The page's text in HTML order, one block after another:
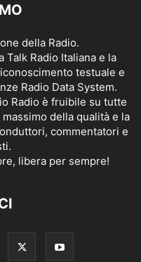
della Radio.
Talk Radio Italiana e la
testuale e
Radio Data System.
Radio è fruibile su tutte
della qualità e la
commentatori e
libera per sempre!